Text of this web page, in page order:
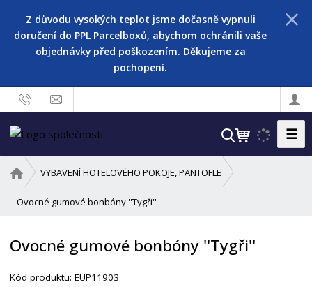
Z důvodu vysokých teplot jsme dočasně vypnuli
doručení do PPL Parcelboxů, abychom ochránili vaše
objednávky před poškozením. Děkujeme za
pochopení.
V
a
t
☰
v
o
í
t
VYBAVENÍ HOTELOVÉHO POKOJE, PANTOFLE
Ovocné gumové bonbóny ''Tygři''
Ovocné gumové bonbóny ''Tygři''
Kód produktu:EUP11903